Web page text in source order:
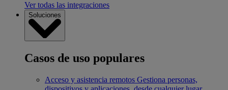
Ver todas las integraciones
Soluciones
Casos de uso populares
Acceso y asistencia remotos Gestiona personas,